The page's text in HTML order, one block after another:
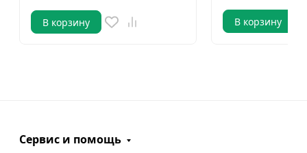
В корзину В корзину
Сервис и помощь